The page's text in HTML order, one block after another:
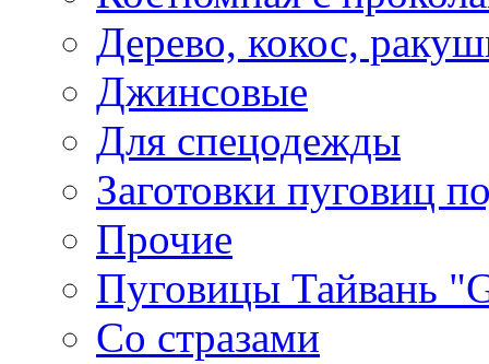
Дерево, кокос,
Джинсовые
Для спецодежды
Заготовки пуговиц
Прочие
Пуговицы Тайвань
Со стразами